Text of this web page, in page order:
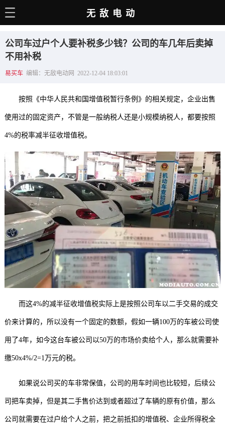
电动百科
电车资讯
电车手册
选车推荐
充电站
用车百科
销量榜
经销商
无敌电动
公司车过户个人要补税多少钱？公司的车几年后卖掉
不用补税
易买车 编辑：无敌电动网 2022-12-04 18:03:01
按照《中华人民共和国增值税暂行条例》的相关规定，企业出售
使用过的固定资产，不管是一般纳税人还是小规模纳税人，都要按照
4%的税率减半征收增值税。
而这4%的减半征收增值税实际上是按照公司车以二手交易的成交
价来计算的，所以没有一个固定的数额，假如一辆100万的车被公司使
用了4年，如今这台车被公司以50万的市场价卖给个人，那么就需要补
缴50x4%/2=1万元的税。
如果说公司买的车非常保值，公司的用车时间也比较短，后续公
司把车卖掉，但是其二手售价达到或者超过了车辆的原有价值，那么
公司就需要在过户给个人之前，把之前抵扣的增值税、企业所得税全